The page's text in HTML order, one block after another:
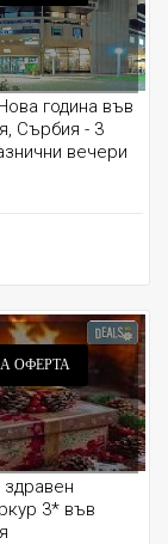
година във
Сърбия - 3
вечери
ОФЕРТА
здравен
3* във